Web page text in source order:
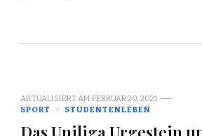
AKTUALISIERT AM FEBRUAR 20, 2021
SPORT
STUDENTENLEBEN
Das Uniliga Urgestein